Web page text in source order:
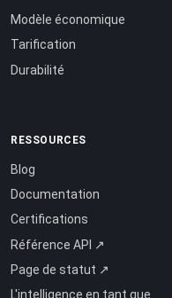
Modèle économique
Tarification
Durabilité
RESSOURCES
Blog
Documentation
Certifications
Référence API ↗
Page de statut ↗
L'intelligence en tant que